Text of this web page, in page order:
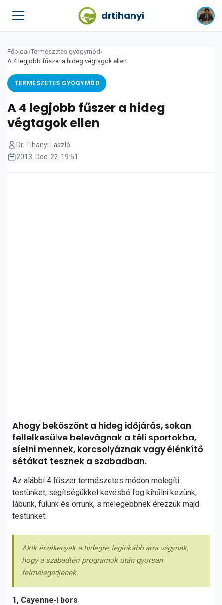
drtihanyi
Főoldal ›Természetes gyógymód ›
A 4 legjobb fűszer a hideg végtagok ellen
TERMÉSZETES GYÓGYMÓD
A 4 legjobb fűszer a hideg
végtagok ellen
Dr. Tihanyi László
2013. Dec. 22. 19:51
Ahogy beköszönt a hideg időjárás, sokan
fellelkesülve belevágnak a téli sportokba,
síelni mennek, korcsolyáznak vagy élénkítő
sétákat tesznek a szabadban.
Az alábbi 4 fűszer természetes módon melegíti
testünket, segítségükkel kevésbé fog kihűlni kezünk,
lábunk, fülünk és orrunk, s melegebbnek érezzük majd
testünket.
Akik érzékenyek a hidegre, leginkább arra vágynak,
hogy a szabadtéri programok után gyorsan
felmelegedjenek.
1, Cayenne-i bors